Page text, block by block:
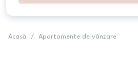
Acasă / Apartamente de vânzare